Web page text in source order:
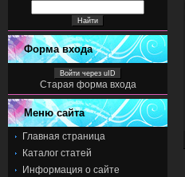
Форма входа
Войти через uID
Старая форма входа
Меню сайта
Главная страница
Каталог статей
Информация о сайте